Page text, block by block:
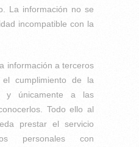
La información no se
incompatible con la
información a terceros
cumplimiento de la
y únicamente a las
Todo ello al
prestar el servicio
personales con